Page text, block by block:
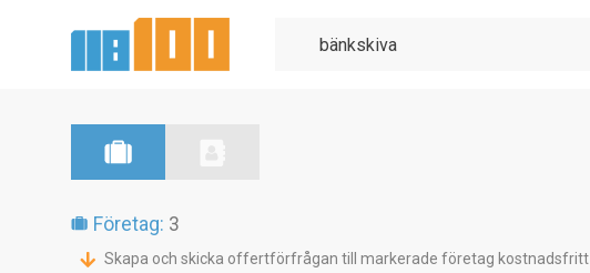
Företag: 3
Skapa och skicka offertförfrågan till markerade företag kostnadsfritt